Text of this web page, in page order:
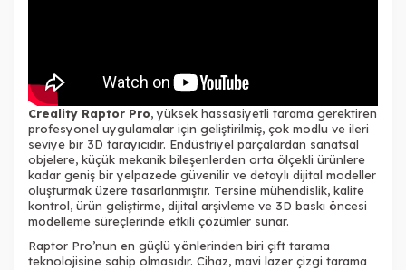
Creality Raptor Pro, yüksek hassasiyetli tarama gerektiren
profesyonel uygulamalar için geliştirilmiş, çok modlu ve ileri
seviye bir 3D tarayıcıdır. Endüstriyel parçalardan sanatsal
objelere, küçük mekanik bileşenlerden orta ölçekli ürünlere
kadar geniş bir yelpazede güvenilir ve detaylı dijital modeller
oluşturmak üzere tasarlanmıştır. Tersine mühendislik, kalite
kontrol, ürün geliştirme, dijital arşivleme ve 3D baskı öncesi
modelleme süreçlerinde etkili çözümler sunar.
Raptor Pro’nun en güçlü yönlerinden biri çift tarama
teknolojisine sahip olmasıdır. Cihaz, mavi lazer çizgi tarama